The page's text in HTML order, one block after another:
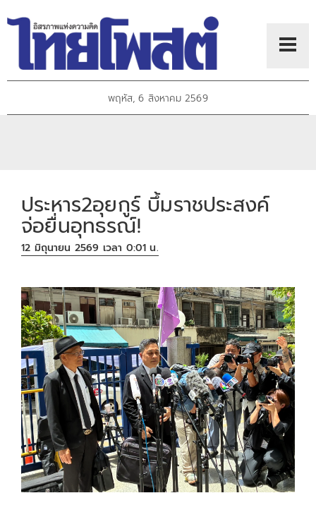
พฤหัส, 6 สิงหาคม 2569
ประหาร2อุยกูร์ บึ้มราชประสงค์
จ่อยื่นอุทธรณ์!
12 มิถุนายน 2569 เวลา 0:01 น.